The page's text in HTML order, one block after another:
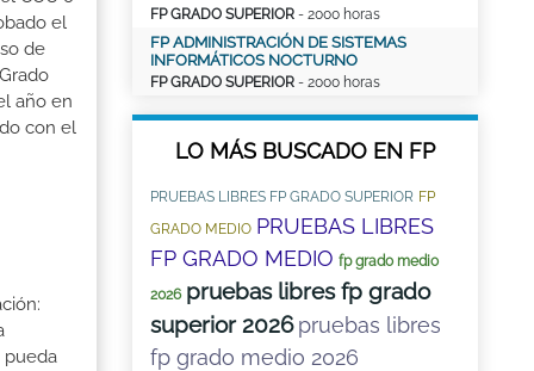
el
de
año en
con el
pueda
FP GRADO SUPERIOR - 2000 horas
FP ADMINISTRACIÓN DE SISTEMAS
INFORMÁTICOS NOCTURNO
FP GRADO SUPERIOR - 2000 horas
LO MÁS BUSCADO EN FP
PRUEBAS LIBRES FP GRADO SUPERIOR FP
GRADO MEDIO PRUEBAS LIBRES
FP GRADO MEDIO fp grado medio
2026 pruebas libres fp grado
superior 2026 pruebas libres
fp grado medio 2026